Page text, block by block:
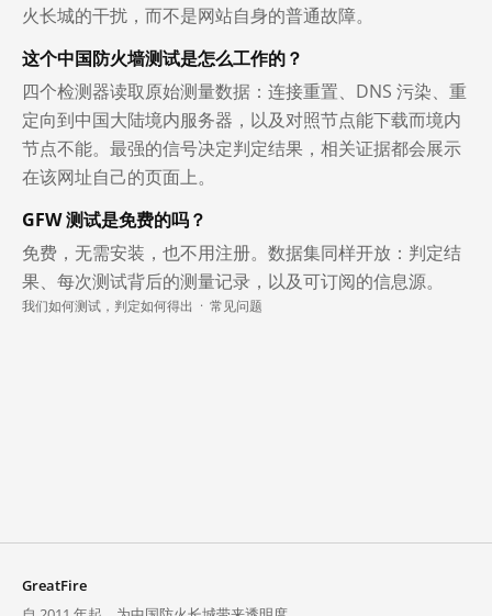
火长城的干扰，而不是网站自身的普通故障。
这个中国防火墙测试是怎么工作的？
四个检测器读取原始测量数据：连接重置、DNS 污染、重
定向到中国大陆境内服务器，以及对照节点能下载而境内
节点不能。最强的信号决定判定结果，相关证据都会展示
在该网址自己的页面上。
GFW 测试是免费的吗？
免费，无需安装，也不用注册。数据集同样开放：判定结
果、每次测试背后的测量记录，以及可订阅的信息源。
我们如何测试，判定如何得出 · 常见问题
GreatFire